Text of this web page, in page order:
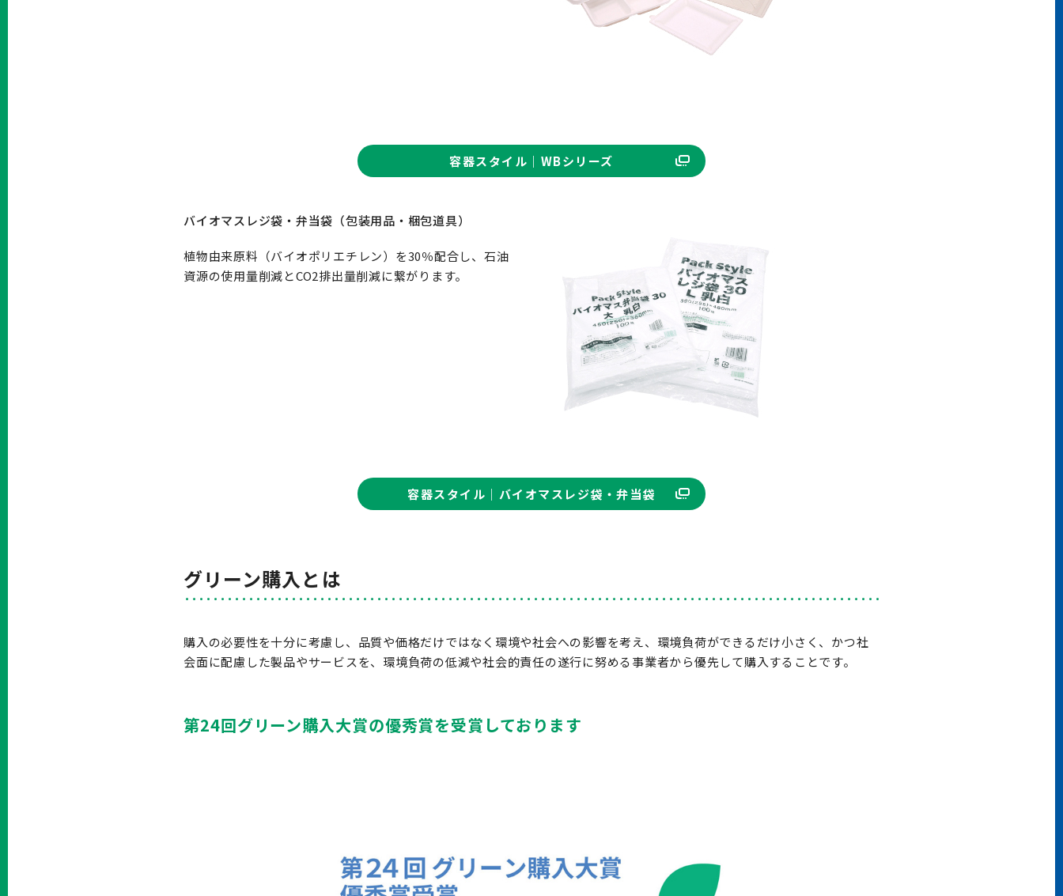
容器スタイル｜WBシリーズ
バイオマスレジ袋・弁当袋（包装用品・梱包道具）
植物由来原料（バイオポリエチレン）を30％配合し、石油
資源の使用量削減とCO2排出量削減に繋がります。
容器スタイル｜バイオマスレジ袋・弁当袋
グリーン購入とは
購入の必要性を十分に考慮し、品質や価格だけではなく環境や社会への影響を考え、環境負荷ができるだけ小さく、かつ社
会面に配慮した製品やサービスを、環境負荷の低減や社会的責任の遂行に努める事業者から優先して購入することです。
第24回グリーン購入大賞の優秀賞を受賞しております